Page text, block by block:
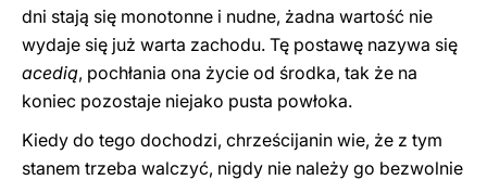
dni stają się monotonne i nudne, żadna wartość nie
wydaje się już warta zachodu. Tę postawę nazywa się
acedią, pochłania ona życie od środka, tak że na
koniec pozostaje niejako pusta powłoka.
Kiedy do tego dochodzi, chrześcijanin wie, że z tym
stanem trzeba walczyć, nigdy nie należy go bezwolnie